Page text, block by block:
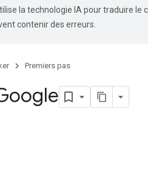
la technologie IA pour traduire le
contenir des erreurs.
Premiers pas